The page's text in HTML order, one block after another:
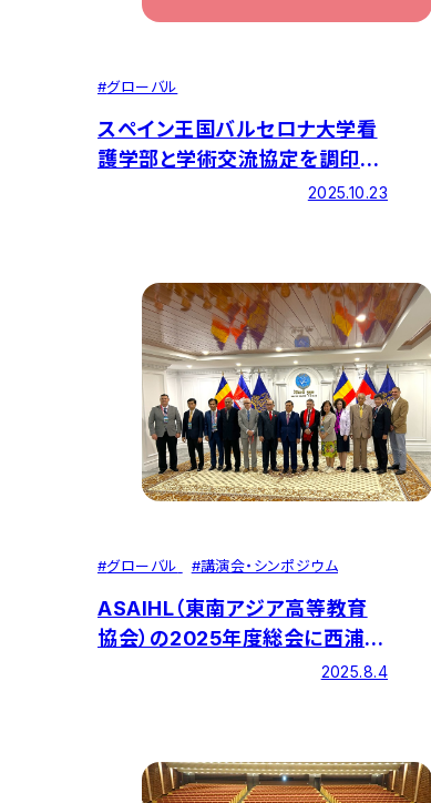
#グローバル
スペイン王国バルセロナ大学看
護学部と学術交流協定を調印し
2025.10.23
#グローバル #講演会・シンポジウム
ASAIHL（東南アジア高等教育
協会）の2025年度総会に西浦昭
2025.8.4